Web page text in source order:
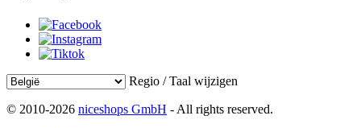
Regio / Taal wijzigen
© 2010-2026 niceshops GmbH - All rights reserved.